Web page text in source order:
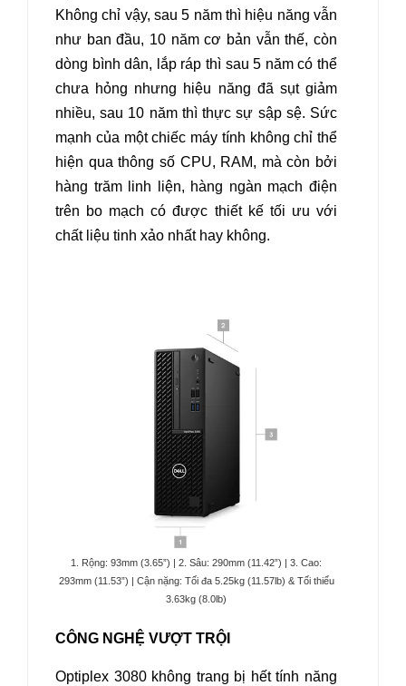
Không chỉ vậy, sau 5 năm thì hiệu năng vẫn
như ban đầu, 10 năm cơ bản vẫn thế, còn
dòng bình dân, lắp ráp thì sau 5 năm có thể
chưa hỏng nhưng hiệu năng đã sụt giảm
nhiều, sau 10 năm thì thực sự sập sệ. Sức
mạnh của một chiếc máy tính không chỉ thể
hiện qua thông số CPU, RAM, mà còn bởi
hàng trăm linh liện, hàng ngàn mạch điện
trên bo mạch có được thiết kế tối ưu với
chất liệu tinh xảo nhất hay không.
1. Rộng: 93mm (3.65”) | 2. Sâu: 290mm (11.42”) | 3. Cao:
293mm (11.53”) | Cận nặng: Tối đa 5.25kg (11.57lb) & Tối thiểu
3.63kg (8.0lb)
CÔNG NGHỆ VƯỢT TRỘI
Optiplex 3080 không trang bị hết tính năng